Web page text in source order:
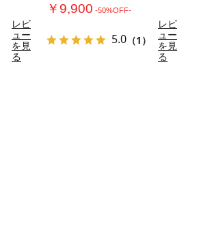
レビ
ュー
を見
る
￥9,900 -50%OFF-
5.0 （1）
レビ
ュー
を見
る